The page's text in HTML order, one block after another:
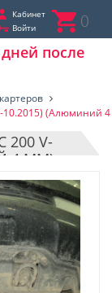
Кабинет
Войти
0
после
10.2015) (Алюминий
200 V-
4 ММ)